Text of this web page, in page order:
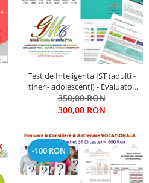
Test de Inteligenta IST (adulti -
tineri- adolescenti) - Evaluator
licentiat Mirela Minciu (Gîlcă)
350,00 RON
300,00 RON
-100 RON